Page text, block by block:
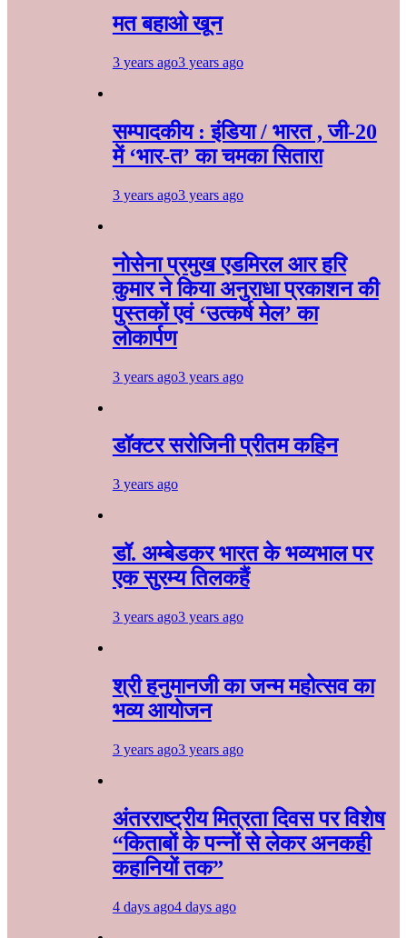
मत बहाओ खून
3 years ago3 years ago
सम्पादकीय : इंडिया / भारत , जी-20
में ‘भार-त’ का चमका सितारा
3 years ago3 years ago
नोसेना प्रमुख एडमिरल आर हरि
कुमार ने किया अनुराधा प्रकाशन की
पुस्तकों एवं ‘उत्कर्ष मेल’ का
लोकार्पण
3 years ago3 years ago
डॉक्टर सरोजिनी प्रीतम कहिन
3 years ago
डॉ. अम्बेडकर भारत के भव्यभाल पर
एक सुरम्य तिलकहैं
3 years ago3 years ago
श्री हनुमानजी का जन्म महोत्सव का
भव्य आयोजन
3 years ago3 years ago
अंतरराष्ट्रीय मित्रता दिवस पर विशेष
“किताबों के पन्नों से लेकर अनकही
कहानियों तक”
4 days ago4 days ago